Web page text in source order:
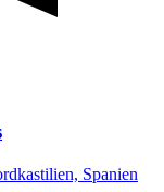
Spanien